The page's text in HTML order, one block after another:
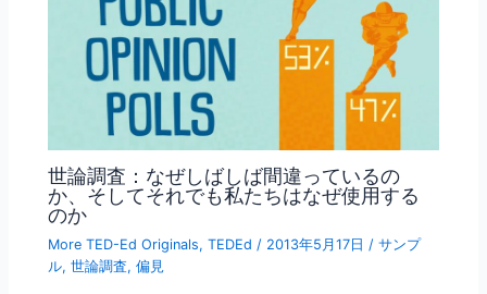
世論調査：なぜしばしば間違っているの
か、そしてそれでも私たちはなぜ使用する
のか
More TED-Ed Originals,TEDEd / 2013年5月17日/サンプ
ル,世論調査,偏見